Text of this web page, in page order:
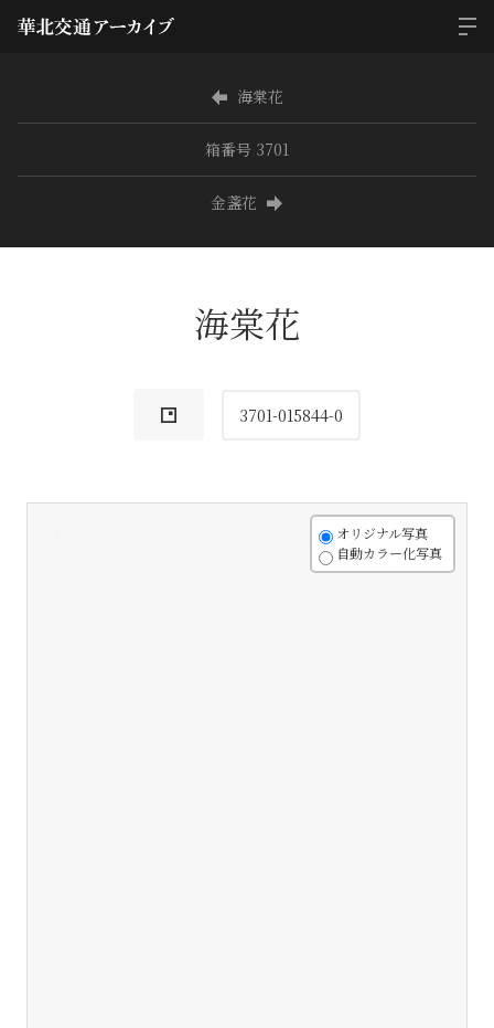
海棠花
箱番号 3701
金盞花
海棠花
3701-015844-0
オリジナル写真
自動カラー化写真